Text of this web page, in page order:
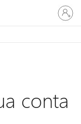
Entre
em
sua
conta